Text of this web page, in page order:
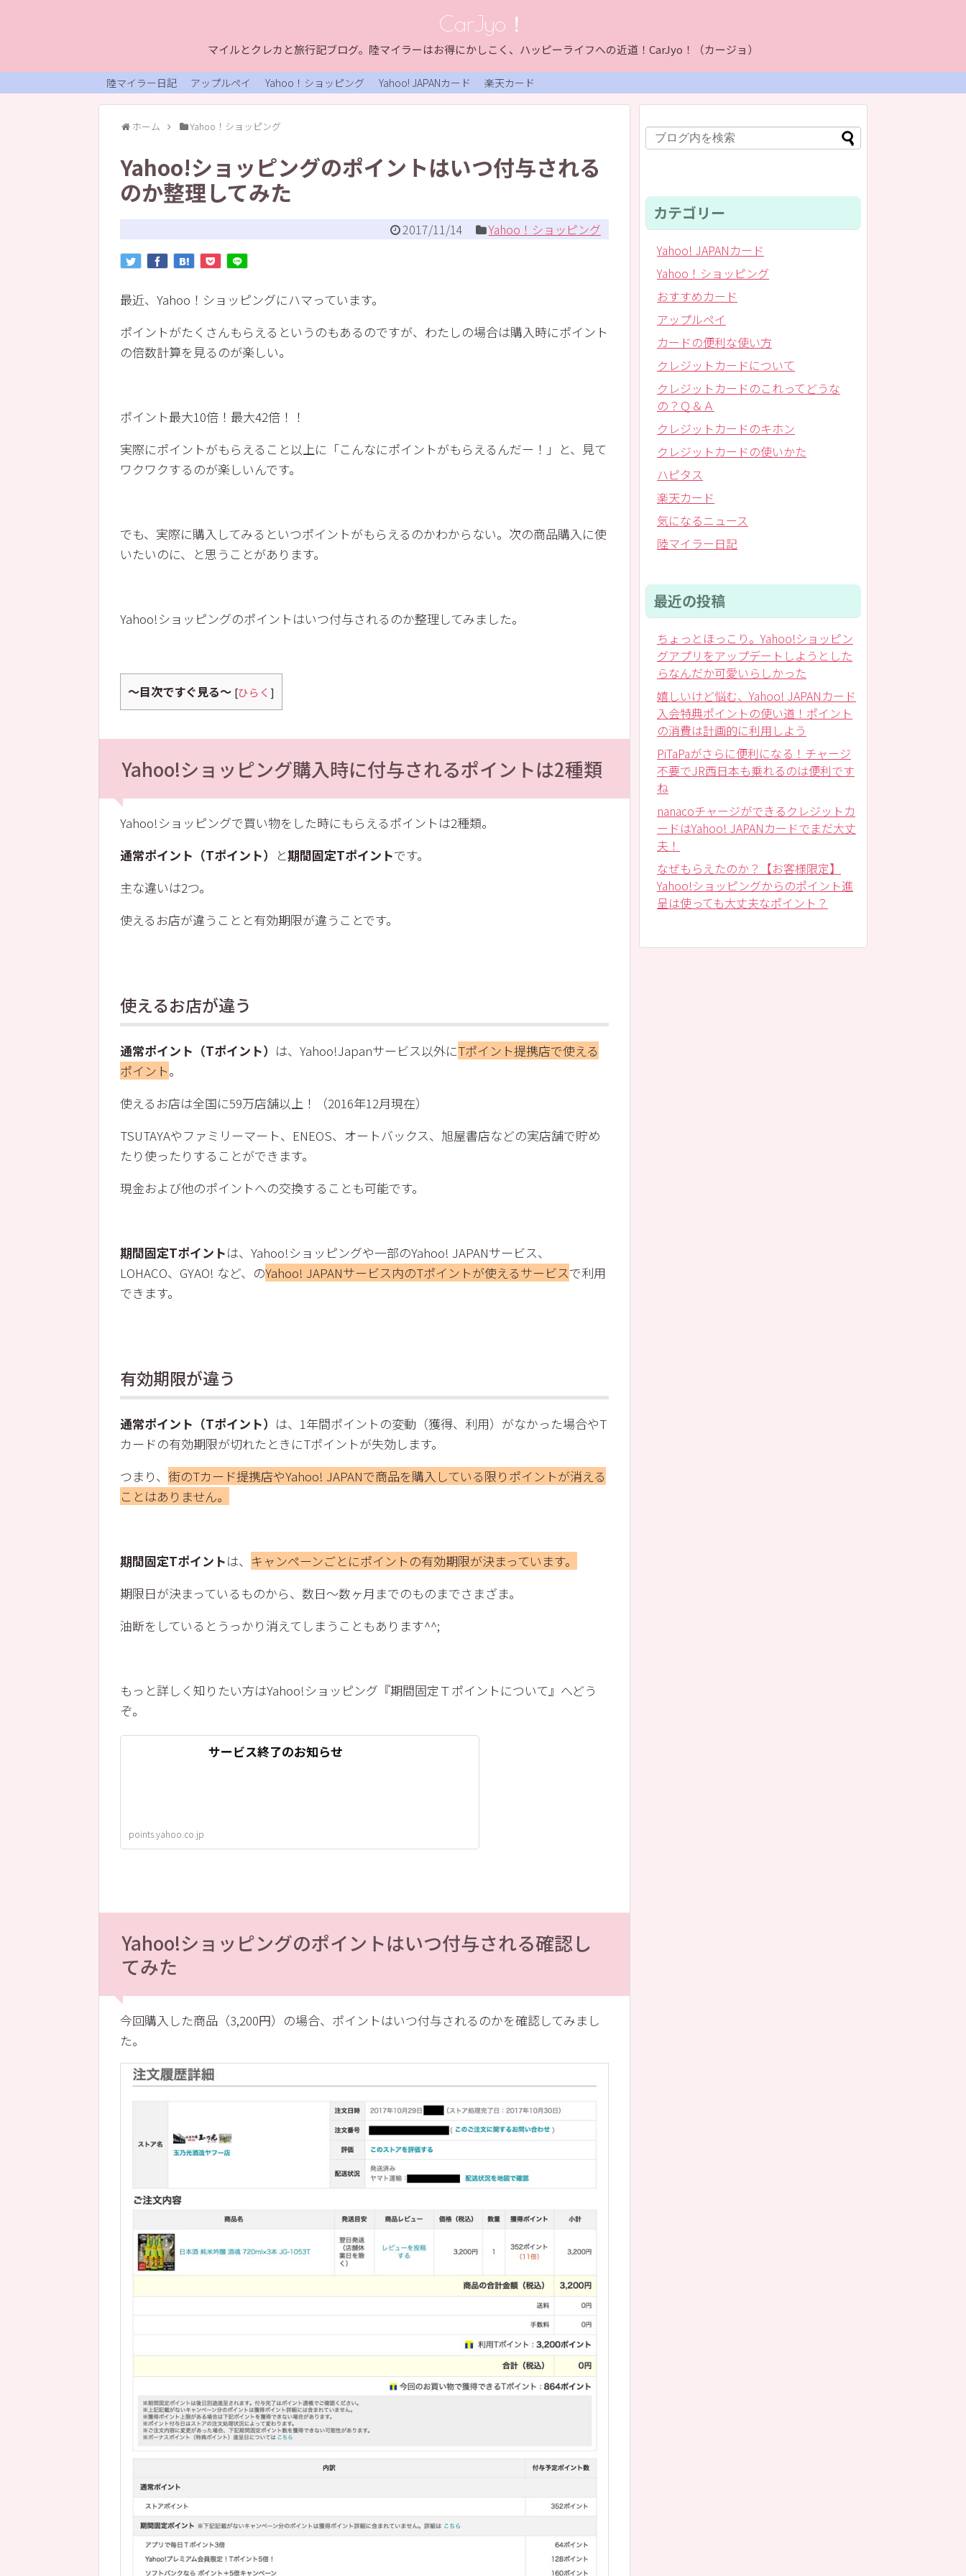
CarJyo！
マイルとクレカと旅行記ブログ。陸マイラーはお得にかしこく、ハッピーライフへの近道！CarJyo！（カージョ）
陸マイラー日記 アップルペイ Yahoo！ショッピング Yahoo! JAPANカード 楽天カード
ホーム Yahoo！ショッピング
Yahoo!ショッピングのポイントはいつ付与される
のか整理してみた
2017/11/14 Yahoo！ショッピング
最近、Yahoo！ショッピングにハマっています。
ポイントがたくさんもらえるというのもあるのですが、わたしの場合は購入時にポイント
の倍数計算を見るのが楽しい。
ポイント最大10倍！最大42倍！！
実際にポイントがもらえること以上に「こんなにポイントがもらえるんだー！」と、見て
ワクワクするのが楽しいんです。
でも、実際に購入してみるといつポイントがもらえるのかわからない。次の商品購入に使
いたいのに、と思うことがあります。
Yahoo!ショッピングのポイントはいつ付与されるのか整理してみました。
～目次ですぐ見る～ [ひらく]
Yahoo!ショッピング購入時に付与されるポイントは2種類
Yahoo!ショッピングで買い物をした時にもらえるポイントは2種類。
通常ポイント（Tポイント） と期間固定Tポイントです。
主な違いは2つ。
使えるお店が違うことと有効期限が違うことです。
使えるお店が違う
通常ポイント（Tポイント） は、Yahoo!Japanサービス以外にTポイント提携店で使える
ポイント。
使えるお店は全国に59万店舗以上！（2016年12月現在）
TSUTAYAやファミリーマート、ENEOS、オートバックス、旭屋書店などの実店舗で貯め
たり使ったりすることができます。
現金および他のポイントへの交換することも可能です。
期間固定Tポイントは、Yahoo!ショッピングや一部のYahoo! JAPANサービス、
LOHACO、GYAO! など、のYahoo! JAPANサービス内のTポイントが使えるサービスで利用
できます。
有効期限が違う
通常ポイント（Tポイント） は、1年間ポイントの変動（獲得、利用）がなかった場合やT
カードの有効期限が切れたときにTポイントが失効します。
つまり、 街のTカード提携店やYahoo! JAPANで商品を購入している限りポイントが消える
ことはありません。
期間固定Tポイントは、 キャンペーンごとにポイントの有効期限が決まっています。
期限日が決まっているものから、数日～数ヶ月までのものまでさまざま。
油断をしているとうっかり消えてしまうこともあります^^;
もっと詳しく知りたい方はYahoo!ショッピング『期間固定Ｔポイントについて』へどう
ぞ。
サービス終了のお知らせ
points.yahoo.co.jp
Yahoo!ショッピングのポイントはいつ付与される確認し
てみた
今回購入した商品（3,200円）の場合、ポイントはいつ付与されるのかを確認してみまし
た。
カテゴリー
Yahoo! JAPANカード
Yahoo！ショッピング
おすすめカード
アップルペイ
カードの便利な使い方
クレジットカードについて
クレジットカードのこれってどうな
の？Ｑ＆Ａ
クレジットカードのキホン
クレジットカードの使いかた
ハピタス
楽天カード
気になるニュース
陸マイラー日記
最近の投稿
ちょっとほっこり。Yahoo!ショッピン
グアプリをアップデートしようとした
らなんだか可愛いらしかった
嬉しいけど悩む、Yahoo! JAPANカード
入会特典ポイントの使い道！ポイント
の消費は計画的に利用しよう
PiTaPaがさらに便利になる！チャージ
不要でJR西日本も乗れるのは便利です
ね
nanacoチャージができるクレジットカ
ードはYahoo! JAPANカードでまだ大丈
夫！
なぜもらえたのか？【お客様限定】
Yahoo!ショッピングからのポイント進
呈は使っても大丈夫なポイント？